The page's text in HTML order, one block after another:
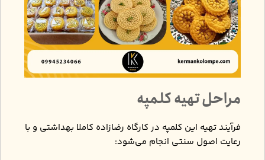
مراحل تهیه کلمپه
فرآیند تهیه این کلمپه در کارگاه رضازاده کاملا بهداشتی و با
رعایت اصول سنتی انجام می‌شود: